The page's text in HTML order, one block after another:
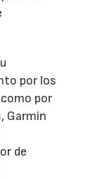
por los
por
Garmin
de